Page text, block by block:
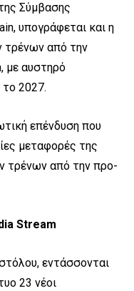
Σύμβασης
, υπογράφεται και η
τρένων από την
, με αυστηρό
2027.
επένδυση που
μεταφορές της
τρένων από την προ-
Stream
εντάσσονται
23 νέοι